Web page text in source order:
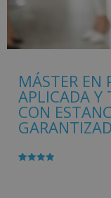
MÁSTER EN
APLICADA Y
CON